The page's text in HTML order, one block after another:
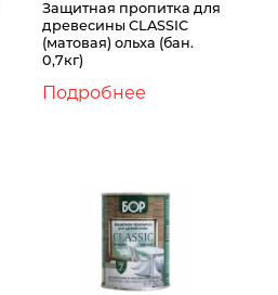
Защитная пропитка для
древесины CLASSIC
(матовая) ольха (бан.
0,7кг)
Подробнее